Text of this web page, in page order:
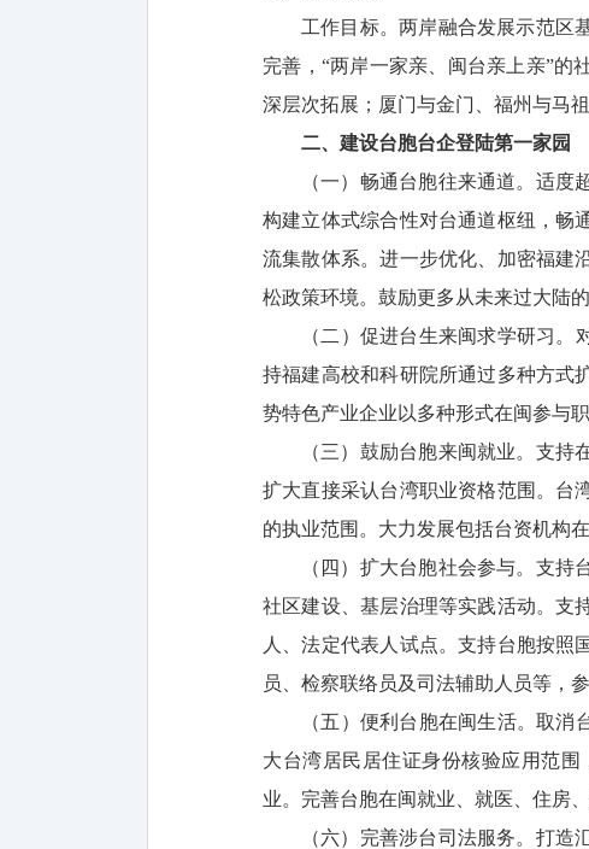
工作目标。两岸融合发展示范区
完善，“两岸一家亲、闽台亲上亲”的
深层次拓展；厦门与金门、福州与马
二、建设台胞台企登陆第一家园
（一）畅通台胞往来通道。适
构建立体式综合性对台通道枢纽，畅
流集散体系。进一步优化、加密福建
松政策环境。鼓励更多从未来过大陆
（二）促进台生来闽求学研习
持福建高校和科研院所通过多种方式
势特色产业企业以多种形式在闽参与
（三）鼓励台胞来闽就业。支
扩大直接采认台湾职业资格范围。台
的执业范围。大力发展包括台资机构
（四）扩大台胞社会参与。支
社区建设、基层治理等实践活动。支
人、法定代表人试点。支持台胞按照
员、检察联络员及司法辅助人员等，
（五）便利台胞在闽生活。取
大台湾居民居住证身份核验应用范
业。完善台胞在闽就业、就医、住房
（六）完善涉台司法服务。打